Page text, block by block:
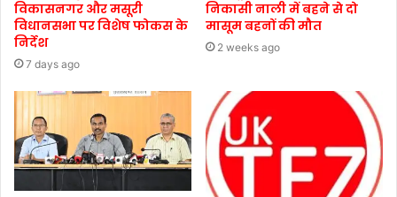
विकासनगर और मसूरी
विधानसभा पर विशेष फोकस के
निर्देश
7 days ago
निकासी नाली में बहने से दो
मासूम बहनों की मौत
2 weeks ago